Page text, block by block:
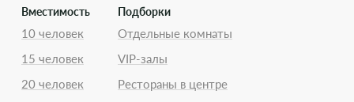
Вместимость
10 человек
15 человек
20 человек
Подборки
Отдельные комнаты
VIP-залы
Рестораны в центре